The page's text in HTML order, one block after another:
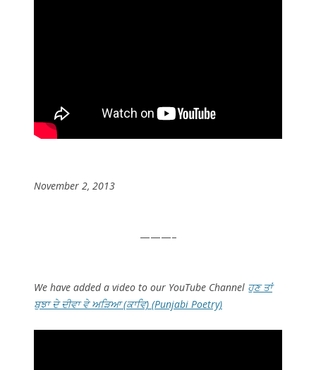
November 2, 2013
———–
We have added a video to our YouTube Channel ਹੁਣ ਤਾਂ
ਬੁਝਾ ਦੇ ਦੀਵਾ ਵੇ ਅੜਿਆ (ਕਾਵਿ) (Punjabi Poetry)